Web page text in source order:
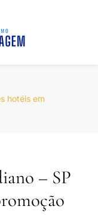
hotéis em
– SP